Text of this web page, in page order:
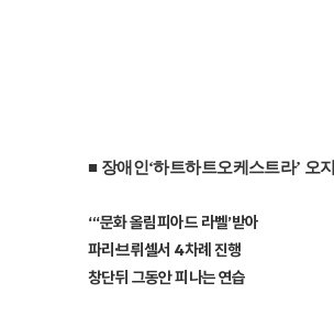
■ 장애인‘하트하트오케스트라’ 오
“‘문화 올림피아드 라벨’받아
파리·브뤼셀서 4차례 진행
창단뒤 그동안 피나는 연습